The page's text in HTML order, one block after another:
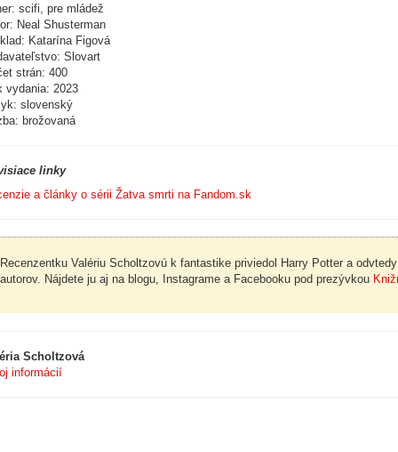
scifi, pre mládež
Neal Shusterman
Katarína Figová
Slovart
strán: 400
vydania: 2023
slovenský
brožovaná
linky
a články o sérii Žatva smrti na Fandom.sk
Recenzentku Valériu Scholtzovú k fantastike priviedol Harry Potter a
autorov. Nájdete ju aj na blogu, Instagrame a Facebooku pod prezývkou
Scholtzová
informácií